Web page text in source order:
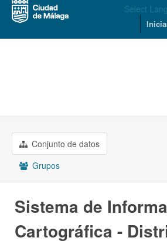
Select
Grupos
Acerca de
Conjunto de datos
Grupos
Sistema de
Cartográfica -